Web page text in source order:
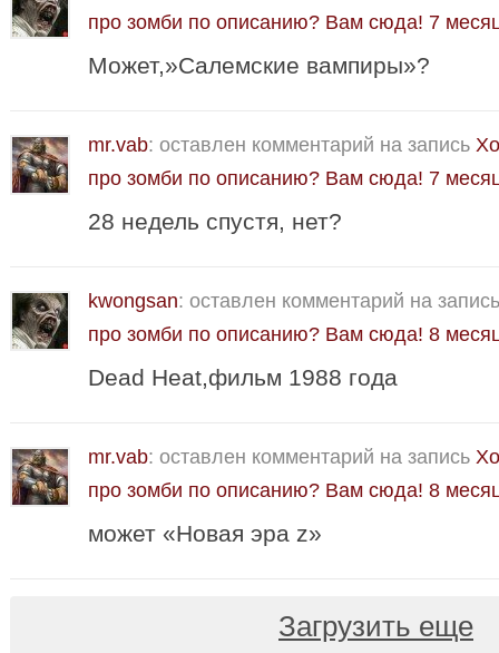
про зомби по описанию? Вам сюда! 7
Может,»Салемские вампиры»?
mr.vab: оставлен комментарий на запись
про зомби по описанию? Вам сюда! 7
28 недель спустя, нет?
kwongsan: оставлен комментарий на
про зомби по описанию? Вам сюда! 8
Dead Heat,фильм 1988 года
mr.vab: оставлен комментарий на запись
про зомби по описанию? Вам сюда! 8
может «Новая эра z»
Загрузить еще